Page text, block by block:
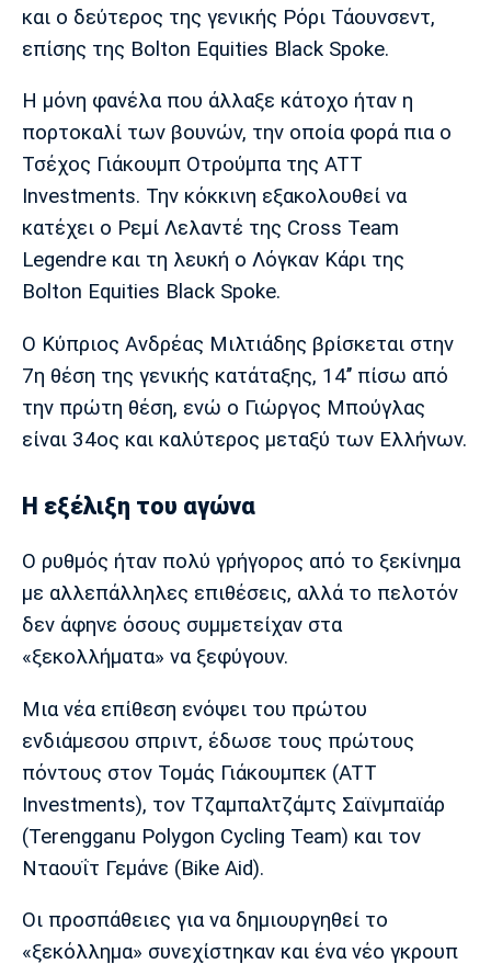
Πόρτο Μπενφίκα
και ο δεύτερος της γενικής Ρόρι Τάουνσεντ,
επίσης της Bolton Equities Black Spoke.
Η μόνη φανέλα που άλλαξε κάτοχο ήταν η
πορτοκαλί των βουνών, την οποία φορά πια ο
Τσέχος Γιάκουμπ Οτρούμπα της ATT
Investments. Την κόκκινη εξακολουθεί να
κατέχει ο Ρεμί Λελαντέ της Cross Team
Legendre και τη λευκή ο Λόγκαν Κάρι της
Bolton Equities Black Spoke.
Ο Κύπριος Ανδρέας Μιλτιάδης βρίσκεται στην
7η θέση της γενικής κατάταξης, 14’’ πίσω από
την πρώτη θέση, ενώ ο Γιώργος Μπούγλας
είναι 34ος και καλύτερος μεταξύ των Ελλήνων.
Η εξέλιξη του αγώνα
O ρυθμός ήταν πολύ γρήγορος από το ξεκίνημα
με αλλεπάλληλες επιθέσεις, αλλά το πελοτόν
δεν άφηνε όσους συμμετείχαν στα
«ξεκολλήματα» να ξεφύγουν.
Μια νέα επίθεση ενόψει του πρώτου
ενδιάμεσου σπριντ, έδωσε τους πρώτους
πόντους στον Τομάς Γιάκουμπεκ (ATT
Investments), τον Τζαμπαλτζάμτς Σαϊνμπαϊάρ
(Terengganu Polygon Cycling Team) και τον
Νταουΐτ Γεμάνε (Bike Aid).
Οι προσπάθειες για να δημιουργηθεί το
«ξεκόλλημα» συνεχίστηκαν και ένα νέο γκρουπ